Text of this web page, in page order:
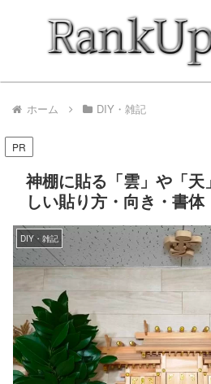
ホーム DIY・雑記
PR
神棚に貼る「雲」や「
しい貼り方・向き・書体
DIY・雑記